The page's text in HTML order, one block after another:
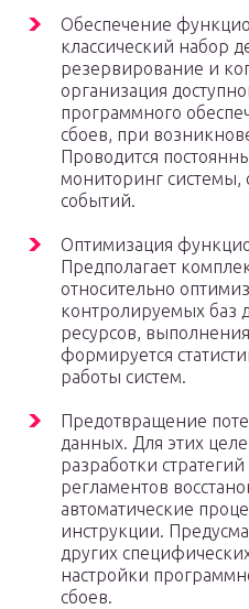
Обеспечение
классический набор
резервирование и
организация
программного
сбоев, при
Проводится
мониторинг системы,
событий.
Оптимизация
Предполагает
относительно
контролируемых баз
ресурсов,
формируется
работы систем.
Предотвращение
данных. Для этих
разработки
регламентов
автоматические
инструкции.
других
настройки
сбоев.